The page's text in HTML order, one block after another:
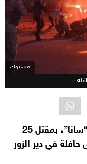
فيسبوك
أفادت وكالة الانباء السورية الرسمية “سانا”، بمقتل 25
على حافلة في دير الزور